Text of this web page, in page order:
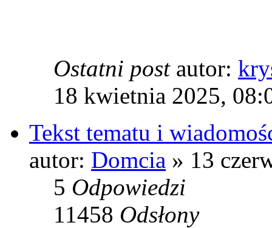
Ostatni post autor:
18 kwietnia 2025,
Tekst tematu i
autor: Domcia » 13
5 Odpowiedzi
11458 Odsłony